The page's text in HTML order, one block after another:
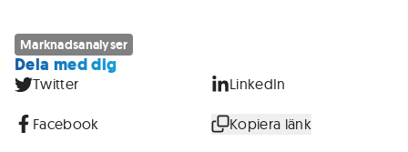
Marknadsanalyser
Dela med dig
Twitter LinkedIn
Facebook Kopiera länk